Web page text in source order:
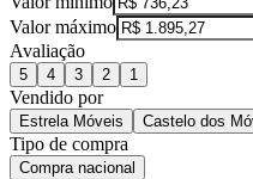
Valor máximo
Avaliação
5 4 3 2 1
Vendido por
Estrela Móveis Castelo dos
Tipo de compra
Compra nacional